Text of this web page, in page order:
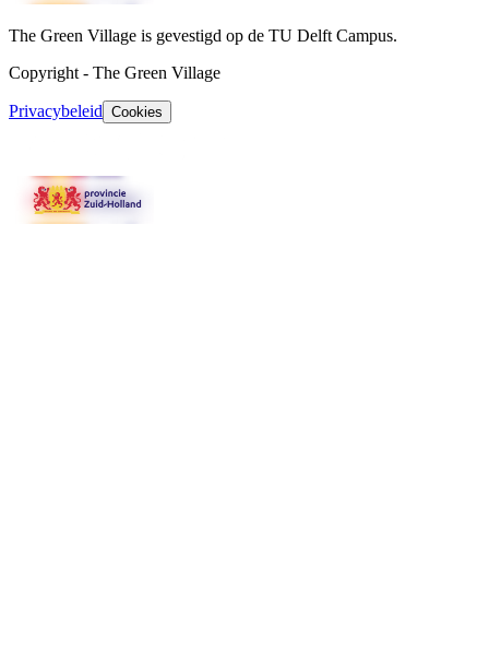
The Green Village is gevestigd op de TU Delft Campus.
Copyright - The Green Village
Privacybeleid Cookies